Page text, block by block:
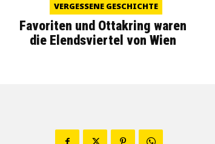
VERGESSENE GESCHICHTE
Favoriten und Ottakring waren
die Elendsviertel von Wien